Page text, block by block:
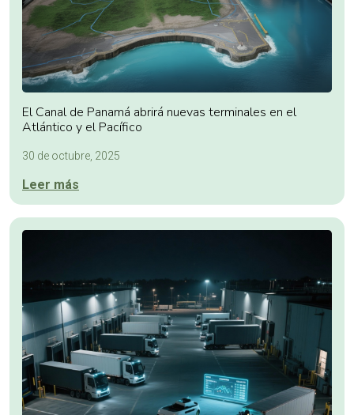
El Canal de Panamá abrirá nuevas terminales en el
Atlántico y el Pacífico
30 de octubre, 2025
Leer más